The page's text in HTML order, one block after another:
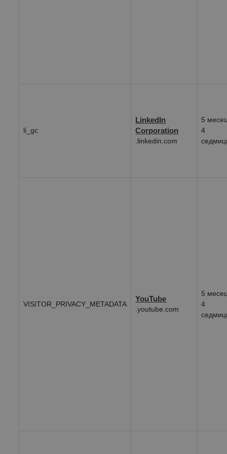
li_gc
LinkedIn
Corporation
.linkedin.com
5
4
VISITOR_PRIVACY_METADATA
YouTube
.youtube.com
5
4